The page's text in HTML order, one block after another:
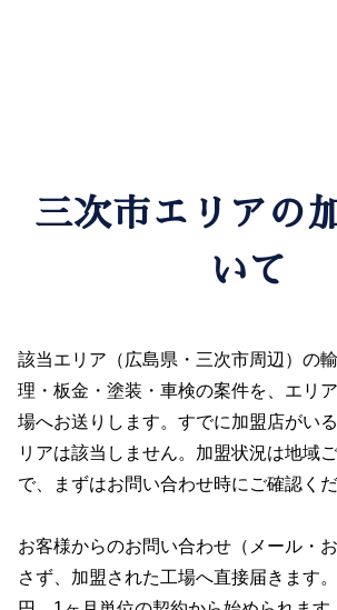
三次市エリアの
いて
該当エリア（広島県・三次市周辺）の
理・板金・塗装・車検の案件を、エリ
場へお送りします。すでに加盟店がい
リアは該当しません。加盟状況は地域
で、まずはお問い合わせ時にご確認くだ
お客様からのお問い合わせ（メール・
さず、加盟された工場へ直接届きます